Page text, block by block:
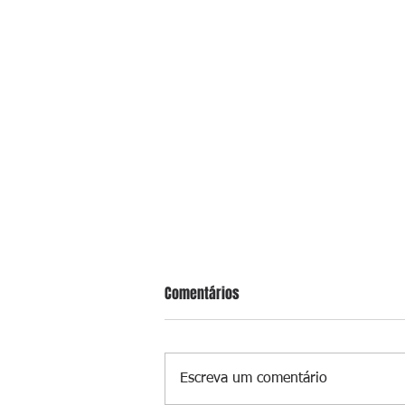
Comentários
Escreva um comentário